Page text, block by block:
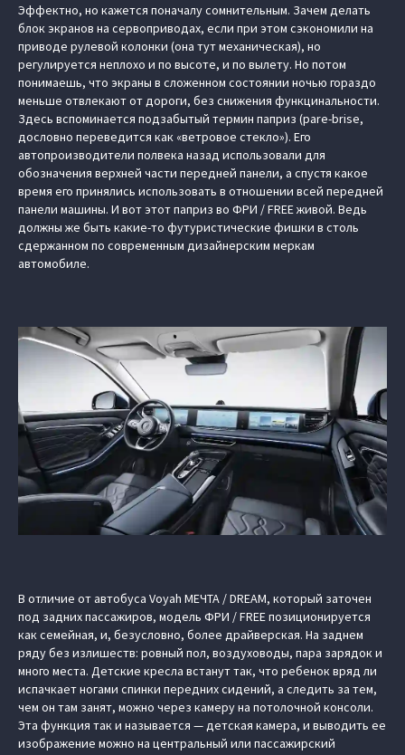
Эффектно, но кажется поначалу сомнительным. Зачем делать
блок экранов на сервоприводах, если при этом сэкономили на
приводе рулевой колонки (она тут механическая), но
регулируется неплохо и по высоте, и по вылету. Но потом
понимаешь, что экраны в сложенном состоянии ночью гораздо
меньше отвлекают от дороги, без снижения функцинальности.
Здесь вспоминается подзабытый термин паприз (pare-brise,
дословно переведится как «ветровое стекло»). Его
автопроизводители полвека назад использовали для
обозначения верхней части передней панели, а спустя какое
время его принялись использовать в отношении всей передней
панели машины. И вот этот паприз во ФРИ / FREE живой. Ведь
должны же быть какие-то футуристические фишки в столь
сдержанном по современным дизайнерским меркам
автомобиле.
В отличие от автобуса Voyah МЕЧТА / DREAM, который заточен
под задних пассажиров, модель ФРИ / FREE позиционируется
как семейная, и, безусловно, более драйверская. На заднем
ряду без излишеств: ровный пол, воздуховоды, пара зарядок и
много места. Детские кресла встанут так, что ребенок вряд ли
испачкает ногами спинки передних сидений, а следить за тем,
чем он там занят, можно через камеру на потолочной консоли.
Эта функция так и называется — детская камера, и выводить ее
изображение можно на центральный или пассажирский